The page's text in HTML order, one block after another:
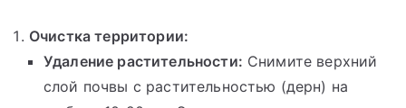
Очистка территории:
Удаление растительности: Снимите верхний
слой почвы с растительностью (дерн) на